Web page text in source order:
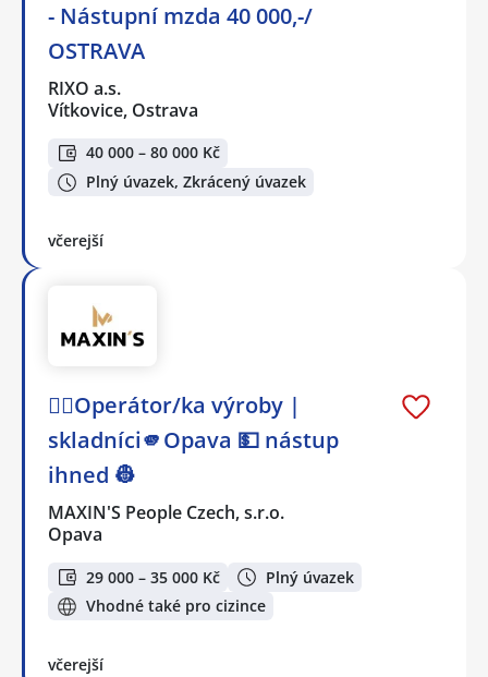
- Nástupní mzda 40 000,-/
OSTRAVA
RIXO a.s.
Vítkovice, Ostrava
40 000 – 80 000 Kč
Plný úvazek, Zkrácený úvazek
včerejší
👷‍♂️Operátor/ka výroby |
skladníci🫵Opava 💵 nástup
ihned 👷
MAXIN'S People Czech, s.r.o.
Opava
29 000 – 35 000 Kč
Plný úvazek
Vhodné také pro cizince
včerejší